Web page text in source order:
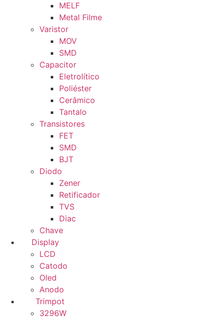
MELF
Metal Filme
Varistor
MOV
SMD
Capacitor
Eletrolítico
Poliéster
Cerâmico
Tantalo
Transistores
FET
SMD
BJT
Diodo
Zener
Retificador
TVS
Diac
Chave
Display
LCD
Catodo
Oled
Anodo
Trimpot
3296W